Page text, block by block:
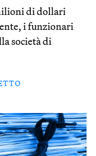
di dollari
i funzionari
società di